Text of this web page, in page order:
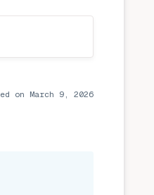
on March 9, 2026